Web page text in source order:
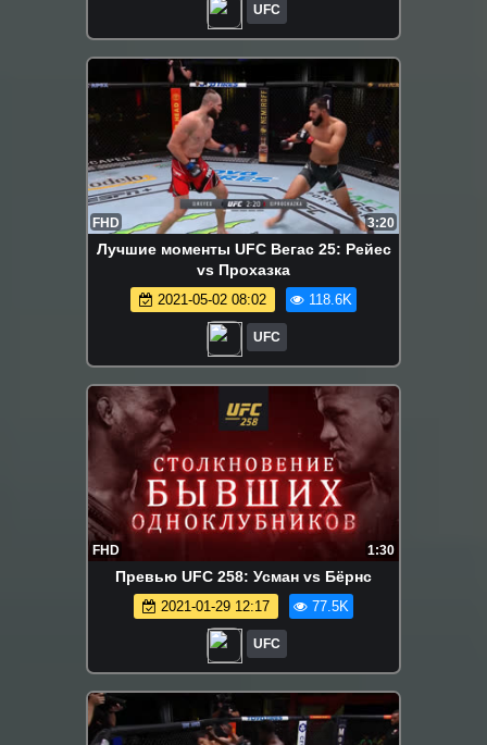
UFC
FHD 3:20
Лучшие моменты UFC Вегас 25: Рейес
vs Прохазка
2021-05-02 08:02 118.6K
UFC
FHD 1:30
Превью UFC 258: Усман vs Бёрнс
2021-01-29 12:17 77.5K
UFC